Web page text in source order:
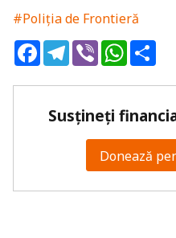
#Poliția de Frontieră
FacebookTelegram
Viber
Susțineți
Donează